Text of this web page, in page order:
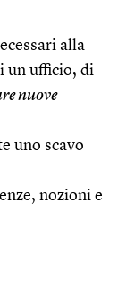
alla
un ufficio, di
nuove
uno scavo
nozioni e